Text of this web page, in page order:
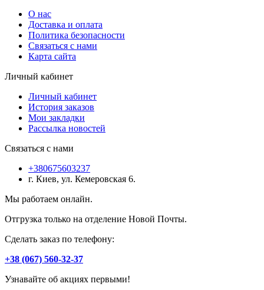
О нас
Доставка и оплата
Политика безопасности
Связаться с нами
Карта сайта
Личный кабинет
Личный кабинет
История заказов
Мои закладки
Рассылка новостей
Связаться с нами
+380675603237
г. Киев, ул. Кемеровская 6.
Мы работаем онлайн.
Отгрузка только на отделение Новой Почты.
Сделать заказ по телефону:
+38 (067) 560-32-37
Узнавайте об акциях первыми!